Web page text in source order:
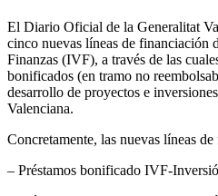
El Diario Oficial de la Generalitat
cinco nuevas líneas de financiación
Finanzas (IVF), a través de las
bonificados (en tramo no
desarrollo de proyectos e
Valenciana.
Concretamente, las nuevas líneas
– Préstamos bonificado IVF-